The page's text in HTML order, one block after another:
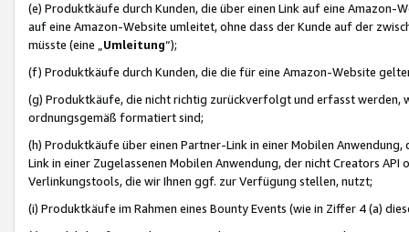
(e) Produktkäufe durch Kunden, die über einen Link auf eine
auf eine Amazon-Website umleitet, ohne dass der Kunde auf der
müsste (eine „ Umleitung“);
(f) Produktkäufe durch Kunden, die die für eine Amazon-Website
(g) Produktkäufe, die nicht richtig zurückverfolgt und erfasst werden,
ordnungsgemäß formatiert sind;
(h) Produktkäufe über einen Partner-Link in einer Mobilen
Link in einer Zugelassenen Mobilen Anwendung, der nicht Creators
Verlinkungstools, die wir Ihnen ggf. zur Verfügung stellen, nutzt;
(i) Produktkäufe im Rahmen eines Bounty Events (wie in Ziffer 4 (a)